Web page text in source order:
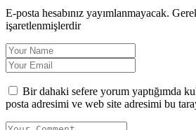
E-posta hesabınız yayımlanmayacak.
işaretlenmişlerdir
Bir dahaki sefere yorum yaptığımda
posta adresimi ve web site adresimi bu